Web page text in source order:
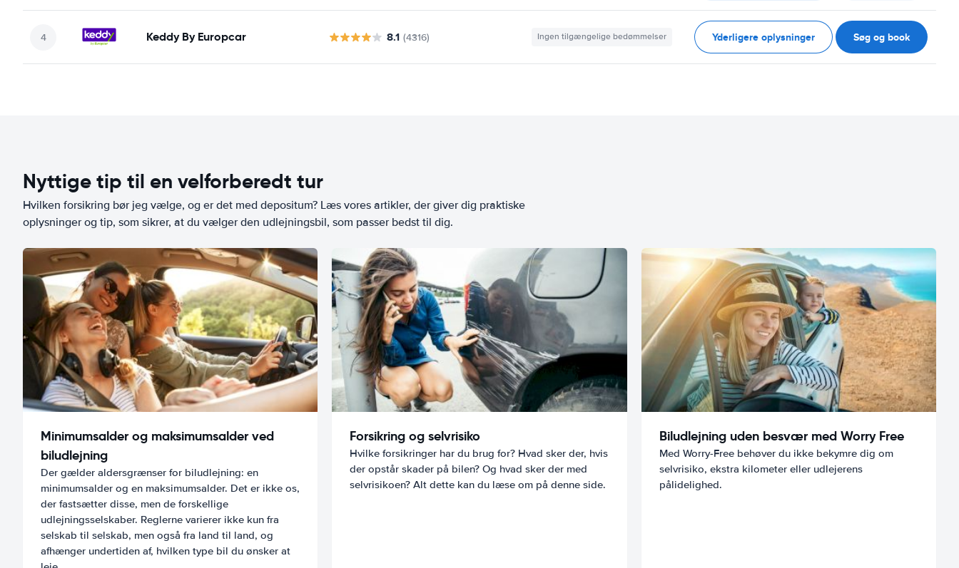
Keddy By Europcar 8.1 (4316) Ingen tilgængelige bedømmelser Yderligere oplysninger Søg og book
Nyttige tip til en velforberedt tur
Hvilken forsikring bør jeg vælge, og er det med depositum? Læs vores artikler, der giver dig praktiske
oplysninger og tip, som sikrer, at du vælger den udlejningsbil, som passer bedst til dig.
Minimumsalder og maksimumsalder ved
biludlejning
Der gælder aldersgrænser for biludlejning: en
minimumsalder og en maksimumsalder. Det er ikke os,
der fastsætter disse, men de forskellige
udlejningsselskaber. Reglerne varierer ikke kun fra
selskab til selskab, men også fra land til land, og
afhænger undertiden af, hvilken type bil du ønsker at
Forsikring og selvrisiko
Hvilke forsikringer har du brug for? Hvad sker der, hvis
der opstår skader på bilen? Og hvad sker der med
selvrisikoen? Alt dette kan du læse om på denne side.
Biludlejning uden besvær med Worry Free
Med Worry-Free behøver du ikke bekymre dig om
selvrisiko, ekstra kilometer eller udlejerens
pålidelighed.